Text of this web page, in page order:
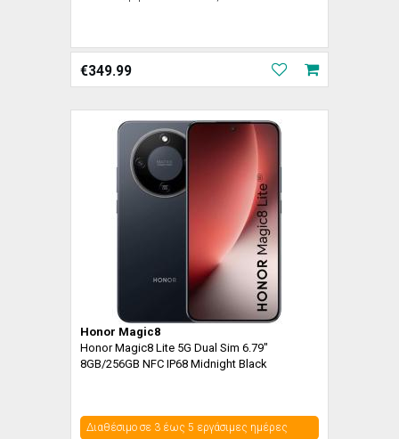
€349.99
Honor Magic8
Honor Magic8 Lite 5G Dual Sim 6.79"
8GB/256GB NFC IP68 Midnight Black
Διαθέσιμο σε 3 έως 5 εργάσιμες ημέρες